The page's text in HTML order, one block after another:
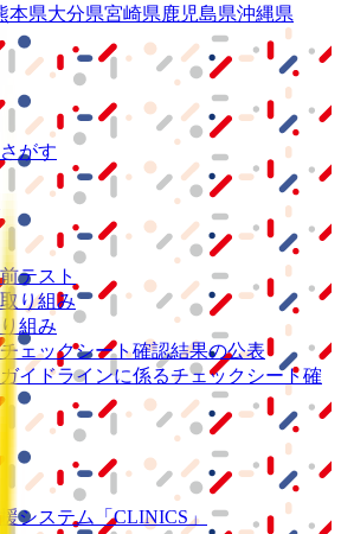
本県大分県宮崎県鹿児島県沖縄県
がす
テスト
り組み
組み
ェックシート確認結果の公表
イドラインに係るチェックシート確
システム
「CLINICS」